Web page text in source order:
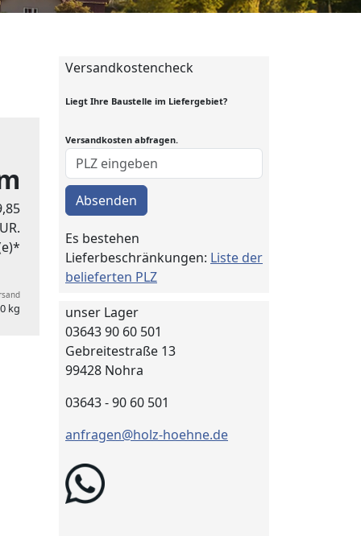
kg
Versandkostencheck
Liegt Ihre Baustelle im Liefergebiet?
Versandkosten abfragen.
Absenden
Es bestehen
Lieferbeschränkungen: Liste der
belieferten PLZ
unser Lager
03643 90 60 501
Gebreitestraße 13
99428 Nohra
03643 - 90 60 501
anfragen@holz-hoehne.de